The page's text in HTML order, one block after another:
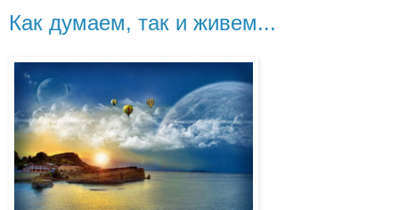
Как думаем, так и живем...